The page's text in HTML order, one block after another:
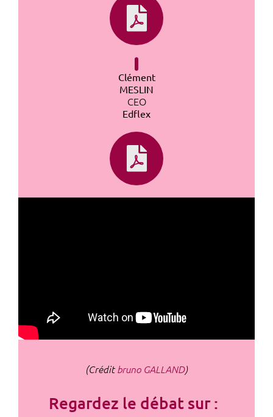
Clément
MESLIN
CEO
Edflex
(Crédit bruno GALLAND)
Regardez le débat sur :